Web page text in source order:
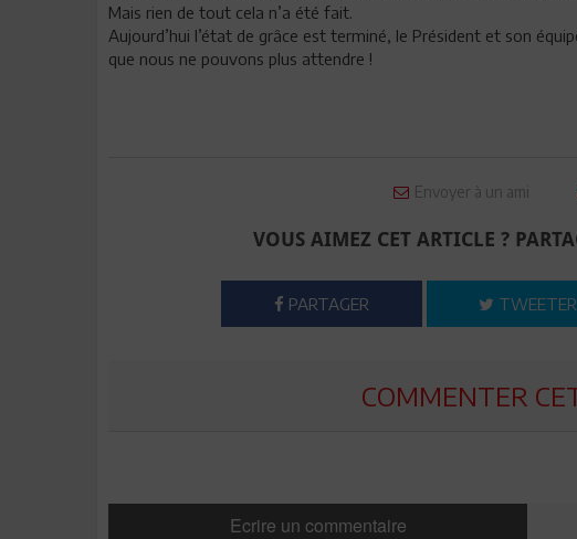
Mais rien de tout cela n’a été fait.
Aujourd’hui l’état de grâce est terminé, le Président et son
que nous ne pouvons plus attendre !
Envoyer à un ami
VOUS AIMEZ CET ARTICLE ?
PARTAGER TWEETER
COMMENTER
Ecrire un commentaire